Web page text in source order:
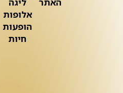
אלופות
הופעות
חיות